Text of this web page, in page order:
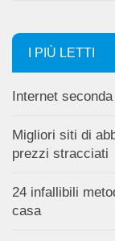
I PIÙ LETTI
Internet
Migliori siti di
prezzi stracciati
24 infallibili
casa